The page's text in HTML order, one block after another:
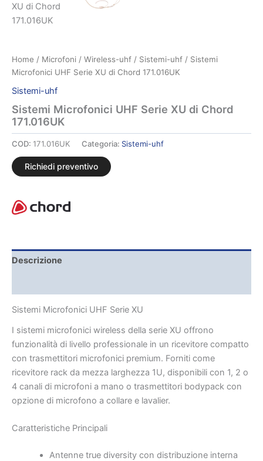
Home / Microfoni / Wireless-uhf / Sistemi-uhf / Sistemi
Microfonici UHF Serie XU di Chord 171.016UK
Sistemi-uhf
Sistemi Microfonici UHF Serie XU di Chord
171.016UK
COD: 171.016UK Categoria: Sistemi-uhf
Richiedi preventivo
Descrizione
Sistemi Microfonici UHF Serie XU
I sistemi microfonici wireless della serie XU offrono
funzionalità di livello professionale in un ricevitore compatto
con trasmettitori microfonici premium. Forniti come
ricevitore rack da mezza larghezza 1U, disponibili con 1, 2 o
4 canali di microfoni a mano o trasmettitori bodypack con
opzione di microfono a collare e lavalier.
Caratteristiche Principali
Antenne true diversity con distribuzione interna